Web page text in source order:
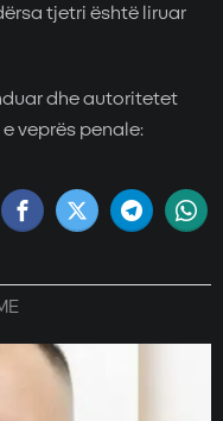
tjetri është liruar
dhe autoritetet
veprës penale: